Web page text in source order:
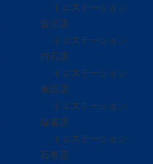
イエステーション
岩沼店
イエステーション
白石店
イエステーション
角田店
イエステーション
塩竈店
イエステーション
石巻店